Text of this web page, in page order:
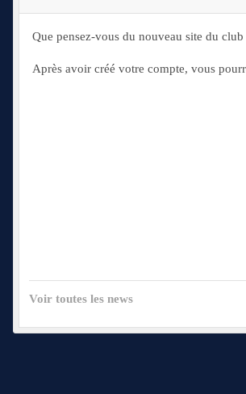
Que pensez-vous du nouveau site du
Après avoir créé votre compte, vous
Voir toutes les news